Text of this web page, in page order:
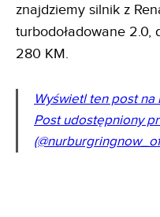
znajdziemy silnik z
turbodoładowane
280 KM.
Wyświetl ten post na
Post udostępniony